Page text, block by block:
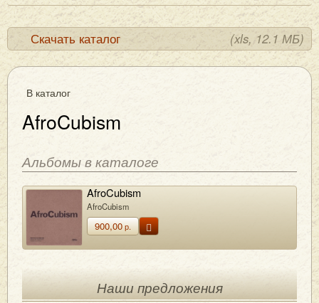
Скачать каталог (xls, 12.1 МБ)
В каталог
AfroCubism
Альбомы в каталоге
AfroCubism
AfroCubism
900,00р.
Наши предложения